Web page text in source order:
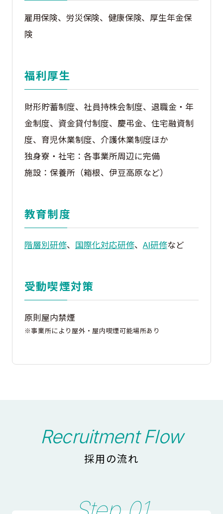
雇用保険、労災保険、健康保険、厚生年金保
険
福利厚生
財形貯蓄制度、社員持株会制度、退職金・年
金制度、資金貸付制度、慶弔金、住宅融資制
度、育児休業制度、介護休業制度ほか
独身寮・社宅：各事業所周辺に完備
施設：保養所（箱根、伊豆高原など）
教育制度
階層別研修、 国際化対応研修、 AI研修など
受動喫煙対策
原則屋内禁煙
※事業所により屋外・屋内喫煙可能場所あり
Recruitment Flow
採用の流れ